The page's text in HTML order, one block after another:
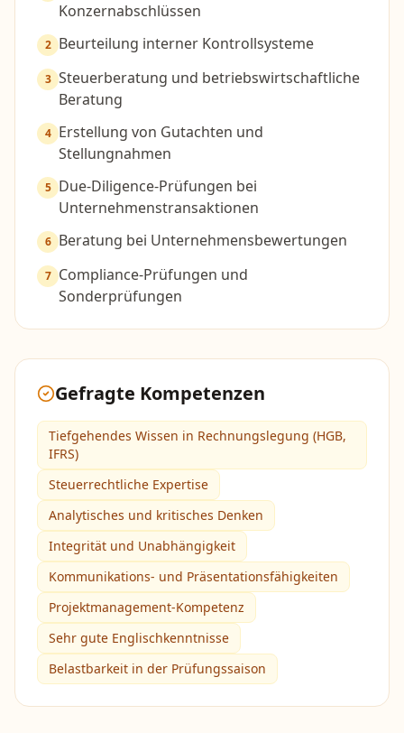
Konzernabschlüssen
2 Beurteilung interner Kontrollsysteme
3 Steuerberatung und betriebswirtschaftliche
Beratung
4 Erstellung von Gutachten und
Stellungnahmen
5 Due-Diligence-Prüfungen bei
Unternehmenstransaktionen
6 Beratung bei Unternehmensbewertungen
7 Compliance-Prüfungen und
Sonderprüfungen
Gefragte Kompetenzen
Tiefgehendes Wissen in Rechnungslegung (HGB,
IFRS)
Steuerrechtliche Expertise
Analytisches und kritisches Denken
Integrität und Unabhängigkeit
Kommunikations- und Präsentationsfähigkeiten
Projektmanagement-Kompetenz
Sehr gute Englischkenntnisse
Belastbarkeit in der Prüfungssaison